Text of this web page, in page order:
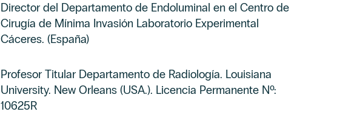
Director del Departamento de Endoluminal en el Centro de
Cirugía de Mínima Invasión Laboratorio Experimental
Cáceres. (España)
Profesor Titular Departamento de Radiología. Louisiana
University. New Orleans (USA.). Licencia Permanente Nº:
10625R